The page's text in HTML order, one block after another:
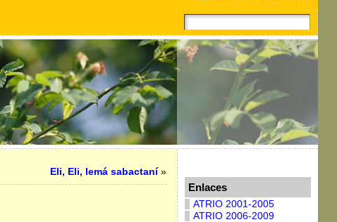
Eli, Eli, lemá sabactaní»
Enlaces
ATRIO 2001-2005
ATRIO 2006-2009